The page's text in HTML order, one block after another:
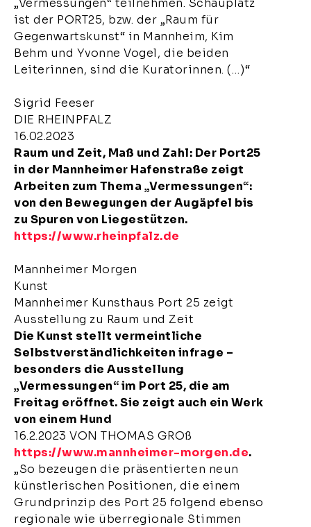
„Vermessungen“ teilnehmen. Schauplatz
ist der PORT25, bzw. der „Raum für
Gegenwartskunst“ in Mannheim, Kim
Behm und Yvonne Vogel, die beiden
Leiterinnen, sind die Kuratorinnen. (…)“
Sigrid Feeser
DIE RHEINPFALZ
16.02.2023
Raum und Zeit, Maß und Zahl: Der Port25
in der Mannheimer Hafenstraße zeigt
Arbeiten zum Thema „Vermessungen“:
von den Bewegungen der Augäpfel bis
zu Spuren von Liegestützen.
https://www.rheinpfalz.de
Mannheimer Morgen
Kunst
Mannheimer Kunsthaus Port 25 zeigt
Ausstellung zu Raum und Zeit
Die Kunst stellt vermeintliche
Selbstverständlichkeiten infrage –
besonders die Ausstellung
„Vermessungen“ im Port 25, die am
Freitag eröffnet. Sie zeigt auch ein Werk
von einem Hund
16.2.2023 VON THOMAS GROß
https://www.mannheimer-morgen.de.
„So bezeugen die präsentierten neun
künstlerischen Positionen, die einem
Grundprinzip des Port 25 folgend ebenso
regionale wie überregionale Stimmen